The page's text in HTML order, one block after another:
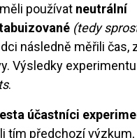
používat neutrální
(tedy
následně měřili čas,
Výsledky experimentu
.
účastníci
tím předchozí výzkum,